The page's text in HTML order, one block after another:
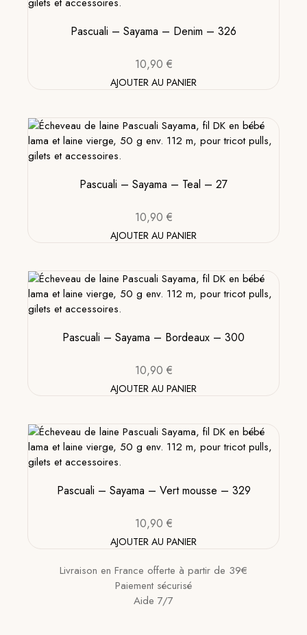
Pascuali – Sayama – Denim – 326
10,90 €
AJOUTER AU PANIER
Pascuali – Sayama – Teal – 27
10,90 €
AJOUTER AU PANIER
Pascuali – Sayama – Bordeaux – 300
10,90 €
AJOUTER AU PANIER
Pascuali – Sayama – Vert mousse – 329
10,90 €
AJOUTER AU PANIER
Livraison en France offerte à partir de 39€
Paiement sécurisé
Aide 7/7